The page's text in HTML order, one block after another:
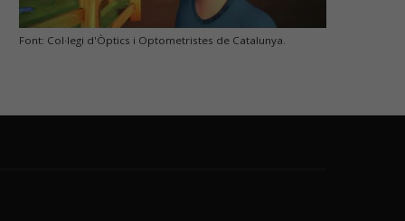
Font: Col·legi d'Òptics i Optometristes de Catalunya.